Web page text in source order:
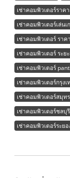
เช่าคอมพิวเตอร์ราค
เช่าคอมพิวเตอร์เล่นเ
เช่าคอมพิวเตอร์ ราคา
เช่าคอมพิวเตอร์ ระย
เช่าคอมพิวเตอร์
เช่าคอมพิวเตอร์กรุงเ
เช่าคอมพิวเตอร์สมุท
เช่าคอมพิวเตอร์ชลบุรี
เช่าคอมพิวเตอร์ระยอ